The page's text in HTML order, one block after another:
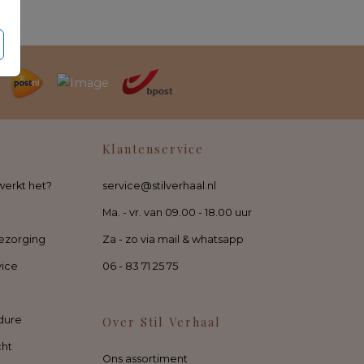
het?
Klantenservice
service@stilverhaal.nl
Ma. - vr. van 09.00 - 18.00 uur
Za - zo via mail & whatsapp
06 - 83 71 25 75
Over Stil Verhaal
Ons assortiment